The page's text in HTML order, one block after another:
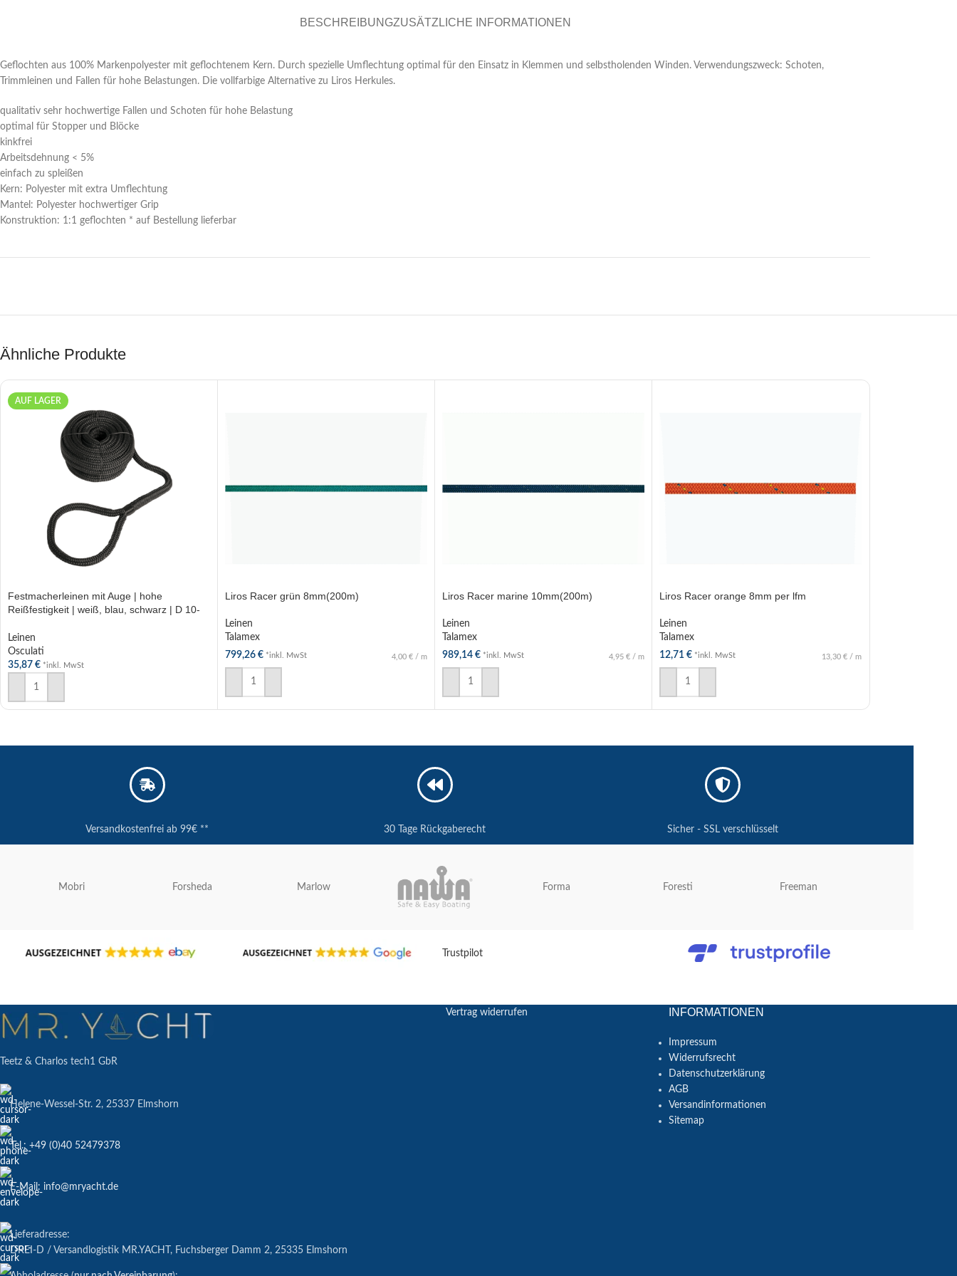
BESCHREIBUNGZUSÄTZLICHE INFORMATIONEN
Geflochten aus 100% Markenpolyester mit geflochtenem Kern. Durch spezielle Umflechtung optimal für den Einsatz in Klemmen und selbstholenden Winden. Verwendungszweck: Schoten,
Trimmleinen und Fallen für hohe Belastungen. Die vollfarbige Alternative zu Liros Herkules.
qualitativ sehr hochwertige Fallen und Schoten für hohe Belastung
optimal für Stopper und Blöcke
kinkfrei
Arbeitsdehnung < 5%
einfach zu spleißen
Kern: Polyester mit extra Umflechtung
Mantel: Polyester hochwertiger Grip
Konstruktion: 1:1 geflochten * auf Bestellung lieferbar
Ähnliche Produkte
AUF LAGER
Festmacherleinen mit Auge | hohe
Reißfestigkeit | weiß, blau, schwarz | D 10-
Leinen
Osculati
35,87 € *inkl. MwSt
AUSFÜHRUNG WÄHLEN
Liros Racer grün 8mm(200m)
Leinen
Talamex
799,26 € *inkl. MwSt 4,00 € / m
IN DEN WARENKORB
Liros Racer marine 10mm(200m)
Leinen
Talamex
989,14 € *inkl. MwSt 4,95 € / m
IN DEN WARENKORB
Liros Racer orange 8mm per lfm
Leinen
Talamex
12,71 € *inkl. MwSt 13,30 € / m
IN DEN WARENKORB
Versandkostenfrei ab 99€ ** 30 Tage Rückgaberecht Sicher - SSL verschlüsselt
Mobri Forsheda Marlow Forma Foresti Freeman
Trustpilot
Teetz & Charlos tech1 GbR
Helene-Wessel-Str. 2, 25337 Elmshorn
Tel.: +49 (0)40 52479378
E-Mail: info@mryacht.de
Lieferadresse:
DREI-D / Versandlogistik MR.YACHT, Fuchsberger Damm 2, 25335 Elmshorn
Vertrag widerrufen INFORMATIONEN
Impressum
Widerrufsrecht
Datenschutzerklärung
AGB
Versandinformationen
Sitemap